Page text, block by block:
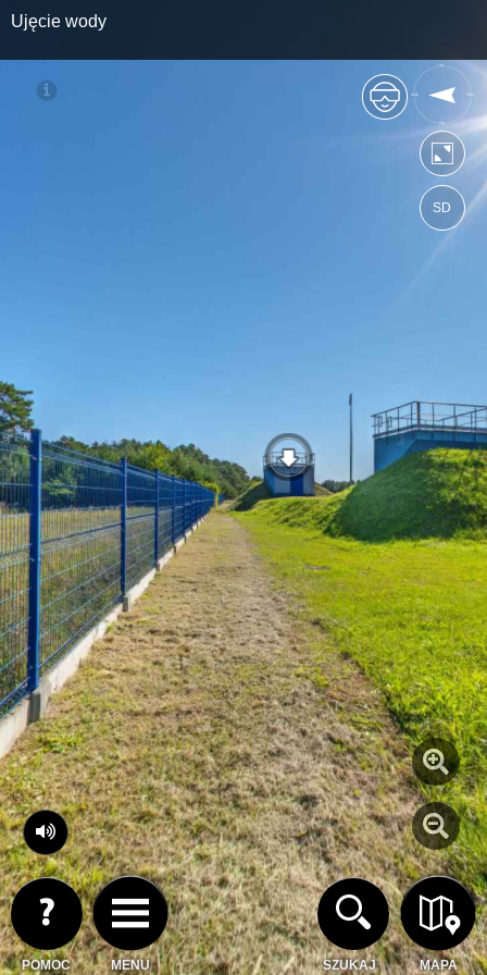
Ujęcie wody
MENU MAPA
POMOC
SD
SZUKAJ